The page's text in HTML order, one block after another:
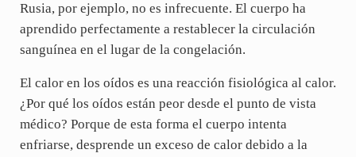
Rusia, por ejemplo, no es infrecuente. El cuerpo ha
aprendido perfectamente a restablecer la circulación
sanguínea en el lugar de la congelación.
El calor en los oídos es una reacción fisiológica al calor.
¿Por qué los oídos están peor desde el punto de vista
médico? Porque de esta forma el cuerpo intenta
enfriarse, desprende un exceso de calor debido a la